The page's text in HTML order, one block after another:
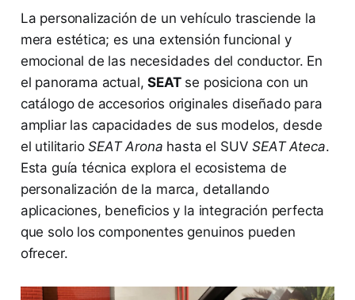
La personalización de un vehículo trasciende la
mera estética; es una extensión funcional y
emocional de las necesidades del conductor. En
el panorama actual,SEATse posiciona con un
catálogo de accesorios originales diseñado para
ampliar las capacidades de sus modelos, desde
el utilitarioSEAT Arona hasta el SUVSEAT Ateca.
Esta guía técnica explora el ecosistema de
personalización de la marca, detallando
aplicaciones, beneficios y la integración perfecta
que solo los componentes genuinos pueden
ofrecer.